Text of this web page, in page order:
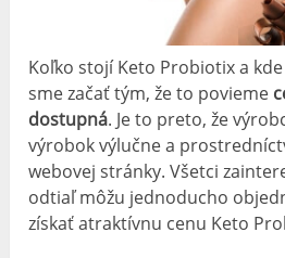
Koľko stojí Keto Probiotix a
sme začať tým, že to povieme
dostupná. Je to preto, že
výrobok výlučne a
webovej stránky. Všetci
odtiaľ môžu jednoducho
získať atraktívnu cenu Keto